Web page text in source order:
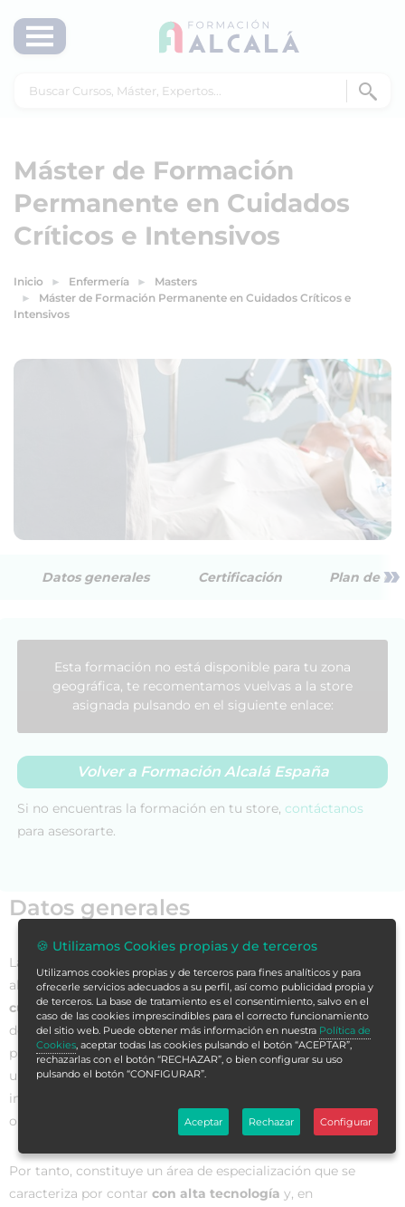
Máster de Formación
Permanente en Cuidados
Críticos e Intensivos
Inicio Enfermería
Masters
Máster de Formación Permanente en Cuidados Críticos e
Intensivos
Datos generales Certificación Plan de »
Datos generales
La
alta complejidad que tiene el objetivo debrindar un
cuidado integrala aquellas personas en condiciones críticas
de salud que fueron internadas allí. Los motivos por los que
pueden ser ingresadosson diversos, como, por ejemplo, por
un trauma, en el postoperatorio, por la agudización de la
insuficiencia renal o por la enfermedad pulmonar
obstructiva crónica, entre otras muchas otras causas.
Por tanto, constituye un área de especialización que se
caracteriza por contar con alta tecnología y, en
Esta formación no está disponible para tu zona
geográfica, te recomentamos vuelvas a la store
asignada pulsando en el siguiente enlace:
Volver a Formación Alcalá España
Si no encuentras la formación en tu store, contáctanos
para asesorarte.
🍪 Utilizamos Cookies propias y de terceros
Utilizamos cookies propias y de terceros para fines analíticos y para
ofrecerle servicios adecuados a su perfil, así como publicidad propia y
de terceros. La base de tratamiento es el consentimiento, salvo en el
caso de las cookies imprescindibles para el correcto funcionamiento
del sitio web. Puede obtener más información en nuestra Política de
Cookies, aceptar todas las cookies pulsando el botón “ACEPTAR”,
rechazarlas con el botón “RECHAZAR”, o bien configurar su uso
pulsando el botón “CONFIGURAR”.
Aceptar Rechazar Configurar